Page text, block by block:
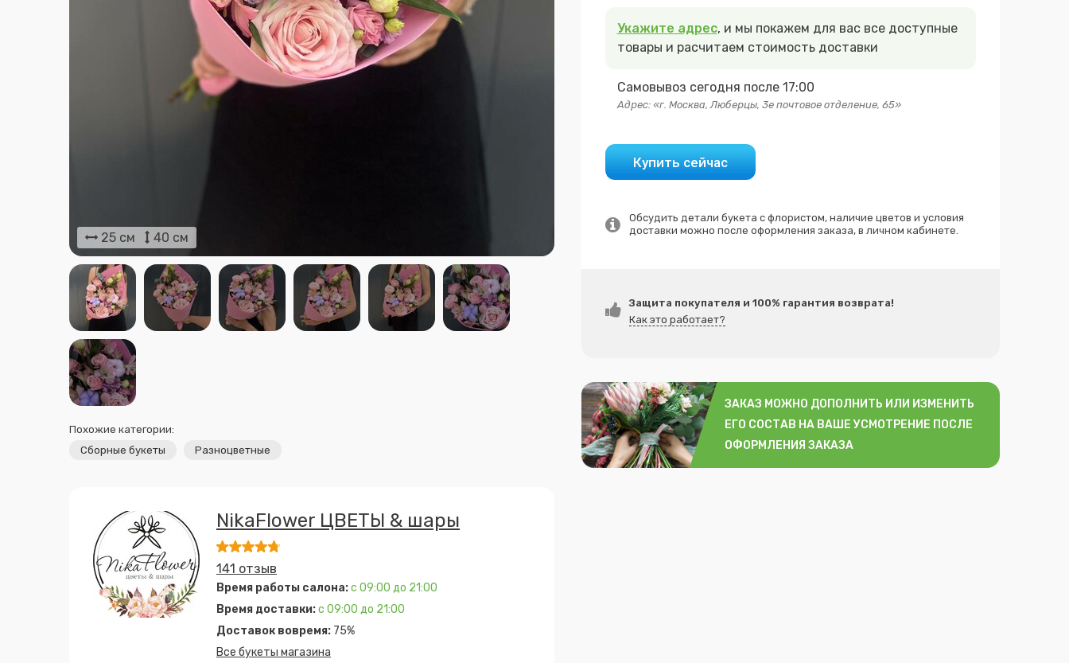
25 см 40 см
Похожие категории:
Сборные букеты
Разноцветные
NikaFlower ЦВЕТЫ & шары
141 отзыв
Время работы салона:с 09:00 до 21:00
Время доставки:с 09:00 до 21:00
Доставок вовремя: 75%
Все букеты магазина
Укажите адрес, и мы покажем для вас все доступные
товары и расчитаем стоимость доставки
Самовывоз сегодня после 17:00
Адрес: «г. Москва, Люберцы, 3е почтовое отделение, 65»
Купить сейчас
Обсудить детали букета с флористом, наличие цветов и условия
доставки можно после оформления заказа, в личном кабинете.
Защита покупателя и 100% гарантия возврата!
Как это работает?
ЗАКАЗ МОЖНО ДОПОЛНИТЬ ИЛИ ИЗМЕНИТЬ
ЕГО СОСТАВ НА ВАШЕ УСМОТРЕНИЕ ПОСЛЕ
ОФОРМЛЕНИЯ ЗАКАЗА